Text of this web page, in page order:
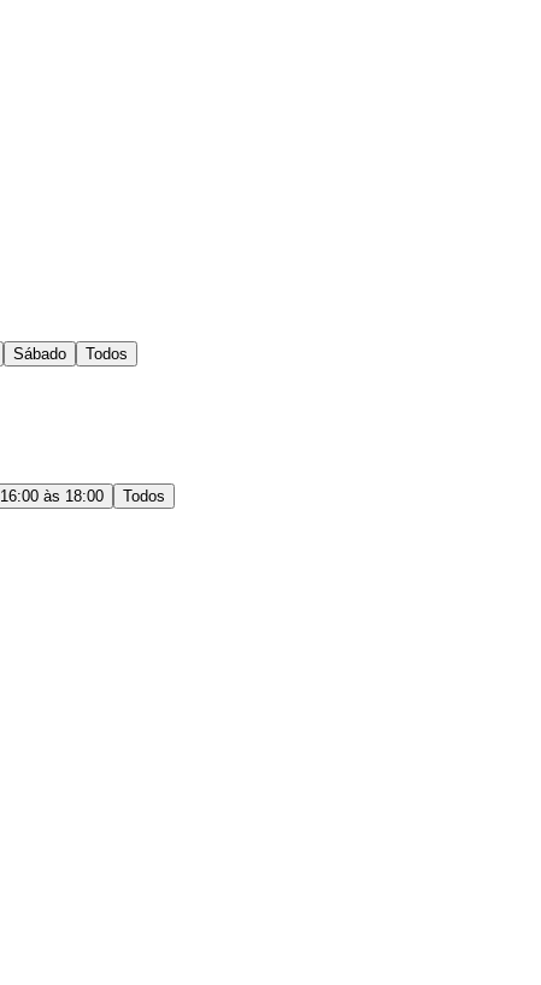
Sábado Todos
16:00 às 18:00
Todos